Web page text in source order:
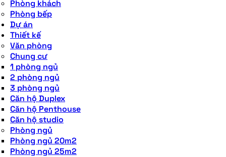
Phòng khách
Phòng bếp
Dự án
Thiết kế
Văn phòng
Chung cư
1 phòng ngủ
2 phòng ngủ
3 phòng ngủ
Căn hộ Duplex
Căn hộ Penthouse
Căn hộ studio
Phòng ngủ
Phòng ngủ 20m2
Phòng ngủ 25m2